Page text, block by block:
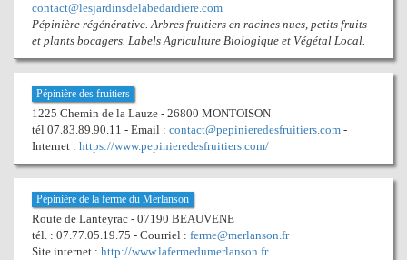
contact@lesjardinsdelabedardiere.com
Pépinière régénérative. Arbres fruitiers en racines nues, petits fruits
et plants bocagers. Labels Agriculture Biologique et Végétal Local.
Pépinière des fruitiers
1225 Chemin de la Lauze - 26800 MONTOISON
tél 07.83.89.90.11 - Email : contact@pepinieredesfruitiers.com -
Internet : https://www.pepinieredesfruitiers.com/
Pépinière de la ferme du Merlanson
Route de Lanteyrac - 07190 BEAUVENE
tél. : 07.77.05.19.75 - Courriel : ferme@merlanson.fr
Site internet : http://www.lafermedumerlanson.fr